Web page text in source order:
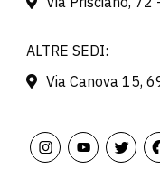
ALTRE SEDI:
Via Canova 15,